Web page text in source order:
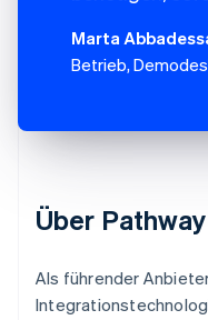
Marta
Betrieb,
Über
Als führender